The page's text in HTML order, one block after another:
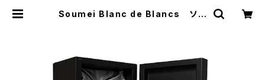
Soumei Blanc de Blancs ソウ